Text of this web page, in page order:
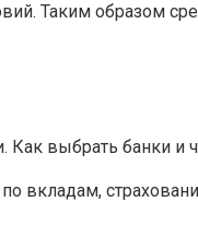
Таким образом